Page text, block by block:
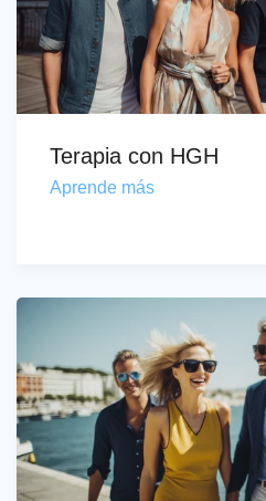
Terapia con HGH
Aprende más